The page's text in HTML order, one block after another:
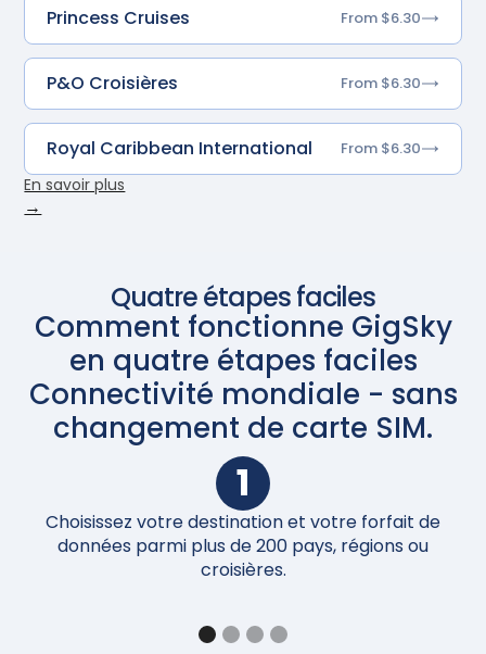
Princess Cruises From $6.30
P&O Croisières From $6.30
Royal Caribbean International From $6.30
En savoir plus
→
Quatre étapes faciles
Comment fonctionne GigSky
en quatre étapes faciles
Connectivité mondiale - sans
changement de carte SIM.
1
Choisissez votre destination et votre forfait de
données parmi plus de 200 pays, régions ou
croisières.